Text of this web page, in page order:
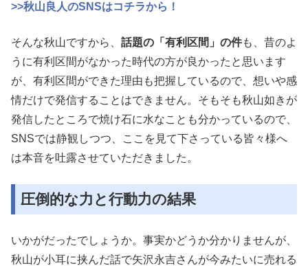
>>秋山良人のSNSはコチラから！
そんな秋山ですから、 話題の「有利区間」の件も、昔のよ
うに有利区間がなかった時代の方が良かったと思います
が、有利区間ができた理由も把握しているので、想いや感
情だけで発信することはできません。そもそも秋山如きが
発信したところで焼け石に水なことも分かっているので、
SNSでは静観しつつ、ここを見て下さっている皆々様へ
は本音を吐露させていただきました。
圧倒的な力と行動力の結果
いかがだったでしょうか。事実かどうか分かりませんが、
秋山が小耳に挟んだ話で矢沢永吉さんが今みたいに売れる